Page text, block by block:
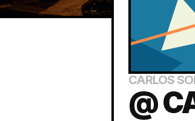
CARLOS
@